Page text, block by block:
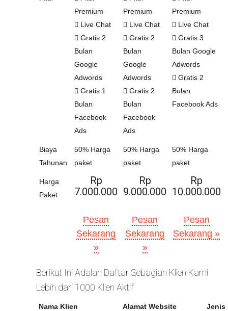
Premium
Live Chat
Gratis 2
Bulan
Google
Adwords
Gratis 1
Bulan
Facebook
Ads
Premium
Live Chat
Gratis 2
Bulan
Google
Adwords
Gratis 2
Bulan
Facebook
Ads
Premium
Live Chat
Gratis 3
Bulan Google
Adwords
Gratis 2
Bulan
Facebook Ads
Biaya
Tahunan
50% Harga
paket
50% Harga
paket
50% Harga
paket
Harga
Paket
Rp
7.000.000
Rp
9.000.000
Rp
10.000.000
Pesan
Sekarang
»
Pesan
Sekarang
»
Pesan
Sekarang »
Berikut Ini Adalah Daftar Sebagian Klien Kami
Lebih dari 1000 Klien Aktif
Nama Klien Alamat Website Jenis